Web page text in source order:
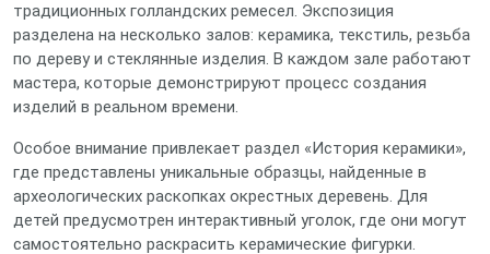
традиционных голландских ремесел. Экспозиция
разделена на несколько залов: керамика, текстиль, резьба
по дереву и стеклянные изделия. В каждом зале работают
мастера, которые демонстрируют процесс создания
изделий в реальном времени.
Особое внимание привлекает раздел «История керамики»,
где представлены уникальные образцы, найденные в
археологических раскопках окрестных деревень. Для
детей предусмотрен интерактивный уголок, где они могут
самостоятельно раскрасить керамические фигурки.